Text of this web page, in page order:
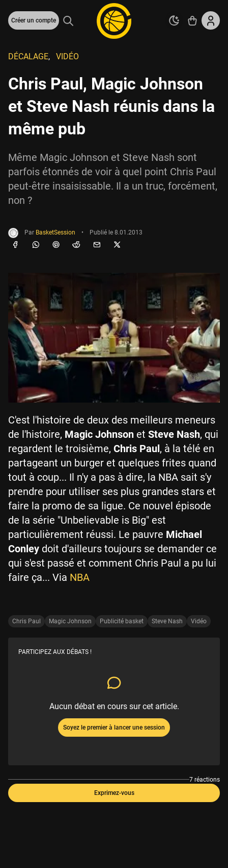
Créer un compte
DÉCALAGE, VIDÉO
Chris Paul, Magic Johnson
et Steve Nash réunis dans la
même pub
Même Magic Johnson et Steve Nash sont
parfois étonnés de voir à quel point Chris Paul
peut-être insaisissable. Il a un truc, forcément,
non ?
Par BasketSession • Publié le 8.01.2013
C'est l'histoire de deux des meilleurs meneurs
de l'histoire, Magic Johnson et Steve Nash, qui
regardent le troisième, Chris Paul, à la télé en
partageant un burger et quelques frites quand
tout à coup... Il n'y a pas à dire, la NBA sait s'y
prendre pour utiliser ses plus grandes stars et
faire la promo de sa ligue. Ce nouvel épisode
de la série "Unbelievable is Big" est
particulièrement réussi. Le pauvre Michael
Conley doit d'ailleurs toujours se demander ce
qui s'est passé et comment Chris Paul a pu lui
faire ça... Via NBA
Chris Paul Magic Johnson Publicité basket Steve Nash Vidéo
PARTICIPEZ AUX DÉBATS !
Aucun débat en cours sur cet article.
Soyez le premier à lancer une session
7 réactions
Exprimez-vous